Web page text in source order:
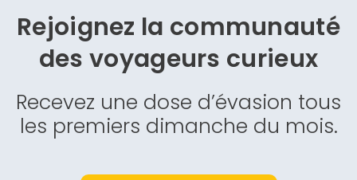
Politique de
confidentialité.
Rejoignez la communauté
desvoyageurs curieux
Recevez une dose d’évasion tous
les premiers dimanche du mois.